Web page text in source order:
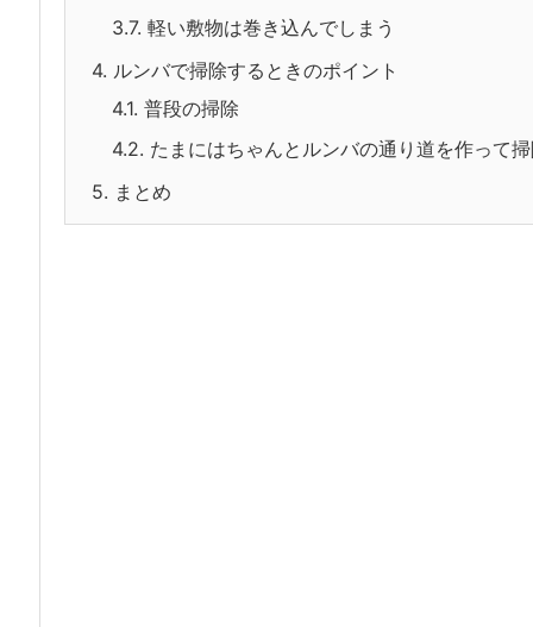
3.7. 軽い敷物は巻き込んでしまう
4. ルンバで掃除するときのポイント
4.1. 普段の掃除
4.2. たまにはちゃんとルンバの通り道を作って
5. まとめ